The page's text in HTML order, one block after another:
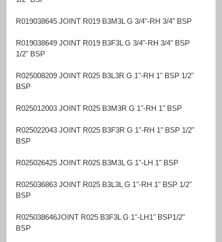
R019038645 JOINT R019 B3M3L G 3/4"-RH 3/4" BSP
R019038649 JOINT R019 B3F3L G 3/4"-RH 3/4" BSP
1/2" BSP
R025008209 JOINT R025 B3L3R G 1"-RH 1" BSP 1/2"
BSP
R025012003 JOINT R025 B3M3R G 1"-RH 1" BSP
R025022043 JOINT R025 B3F3R G 1"-RH 1" BSP 1/2"
BSP
R025026425 JOINT R025 B3M3L G 1"-LH 1" BSP
R025036863 JOINT R025 B3L3L G 1"-RH 1" BSP 1/2"
BSP
R025038646JOINT R025 B3F3L G 1"-LH1" BSP1/2"
BSP